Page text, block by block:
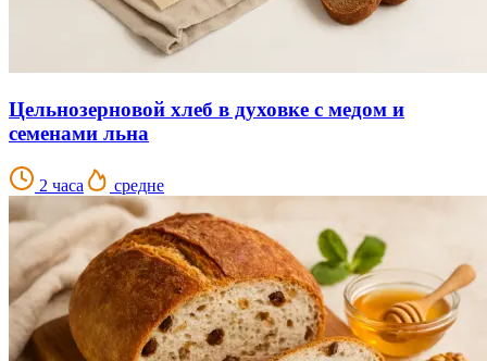
Цельнозерновой хлеб в духовке с медом и
семенами льна
2 часа средне